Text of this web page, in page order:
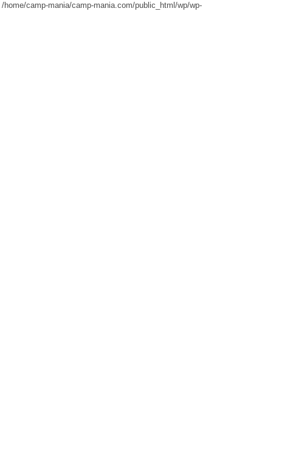
/home/camp-mania/camp-mania.com/public_html/wp/wp-